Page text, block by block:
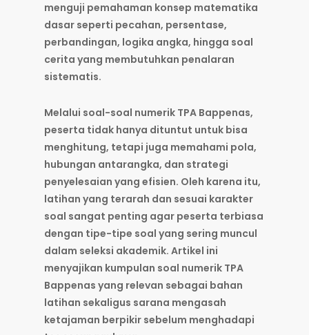
menguji pemahaman konsep matematika
dasar seperti pecahan, persentase,
perbandingan, logika angka, hingga soal
cerita yang membutuhkan penalaran
sistematis.
Melalui soal-soal numerik TPA Bappenas,
peserta tidak hanya dituntut untuk bisa
menghitung, tetapi juga memahami pola,
hubungan antarangka, dan strategi
penyelesaian yang efisien. Oleh karena itu,
latihan yang terarah dan sesuai karakter
soal sangat penting agar peserta terbiasa
dengan tipe-tipe soal yang sering muncul
dalam seleksi akademik. Artikel ini
menyajikan kumpulan soal numerik TPA
Bappenas yang relevan sebagai bahan
latihan sekaligus sarana mengasah
ketajaman berpikir sebelum menghadapi